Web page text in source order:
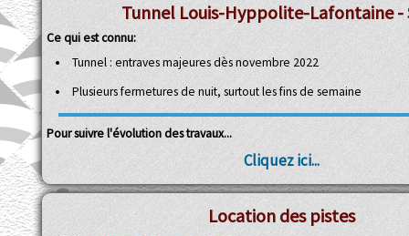
Tunnel Louis-Hyppolite-Lafontaine -
Ce qui est connu:
Tunnel : entraves majeures dès novembre 2022
Plusieurs fermetures de nuit, surtout les fins de semaine
Pour suivre l'évolution des travaux...
Cliquez ici...
Location des pistes